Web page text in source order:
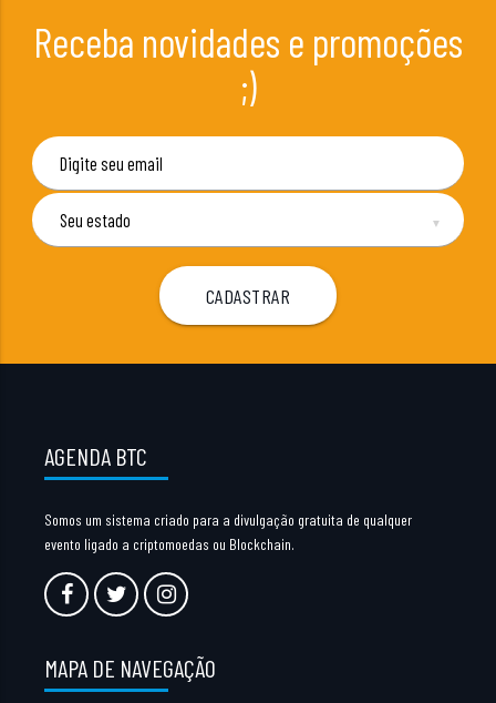
Receba novidades e promoções
;)
▼
AGENDA BTC
Somos um sistema criado para a divulgação gratuita de qualquer
evento ligado a criptomoedas ou Blockchain.
MAPA DE NAVEGAÇÃO